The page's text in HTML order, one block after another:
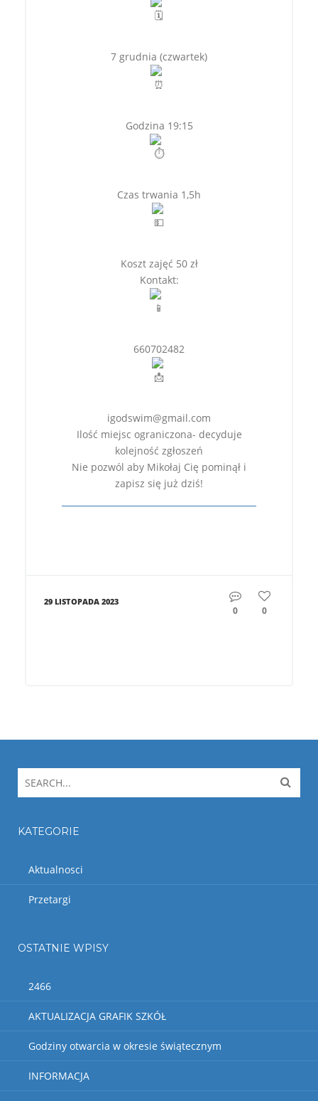
7 grudnia (czwartek)
Godzina 19:15
Czas trwania 1,5h
Koszt zajęć 50 zł
Kontakt:
660702482
igodswim@gmail.com
Ilość miejsc ograniczona- decyduje
kolejność zgłoszeń
Nie pozwól aby Mikołaj Cię pominął i
zapisz się już dziś!
29 LISTOPADA 2023
0 0
KATEGORIE
Aktualnosci
Przetargi
OSTATNIE WPISY
2466
AKTUALIZACJA GRAFIK SZKÓŁ
Godziny otwarcia w okresie świątecznym
INFORMACJA